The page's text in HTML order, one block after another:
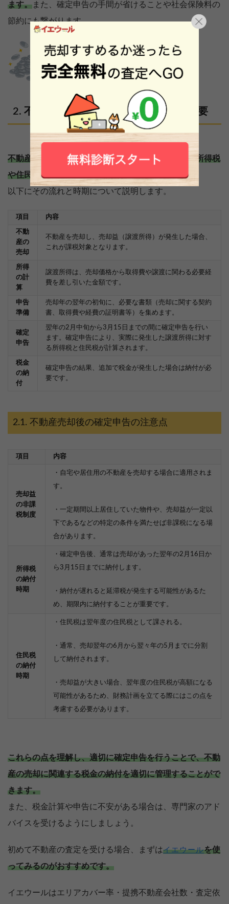
ます。また、確定申告の手間が省けることや社会保険料の
節約にも繋がります。
不動産を売却した翌年は確定申告が必要
不動産売却で利益が出た場合、不動産所得について所得税
や住民税を確定申告する必要があります。
以下にその流れと時期について説明します。
項目 内容
不動
産の
売却
不動産を売却し、売却益（譲渡所得）が発生した場合、
これが課税対象となります。
所得
の計
算
譲渡所得は、売却価格から取得費や譲渡に関わる必要経
費を差し引いた金額です。
申告
準備
売却年の翌年の初旬に、必要な書類（売却に関する契約
書、取得費や経費の証明書等）を集めます。
確定
申告
翌年の2月中旬から3月15日までの間に確定申告を行い
ます。確定申告により、実際に発生した譲渡所得に対す
る所得税と住民税が計算されます。
税金
の納
付
確定申告の結果、追加で税金が発生した場合は納付が必
要です。
不動産売却後の確定申告の注意点
項目 内容
売却益
の非課
税制度
・自宅や居住用の不動産を売却する場合に適用されま
す。
・一定期間以上居住していた物件や、売却益が一定以
下であるなどの特定の条件を満たせば非課税になる場
合があります。
所得税
の納付
時期
・確定申告後、通常は売却があった翌年の2月16日か
ら3月15日までに納付します。
・納付が遅れると延滞税が発生する可能性があるた
め、期限内に納付することが重要です。
住民税
の納付
時期
・住民税は翌年度の住民税として課される。
・通常、売却翌年の6月から翌々年の5月までに分割
して納付されます。
・売却益が大きい場合、翌年度の住民税が高額になる
可能性があるため、財務計画を立てる際にはこの点を
考慮する必要があります。
これらの点を理解し、適切に確定申告を行うことで、不動
産の売却に関連する税金の納付を適切に管理することがで
きます。
また、税金計算や申告に不安がある場合は、専門家のアド
バイスを受けるようにしましょう。
初めて不動産の査定を受ける場合、まずはイエウールを使
ってみるのがおすすめです。
イエウールはエリアカバー率・提携不動産会社数・査定依